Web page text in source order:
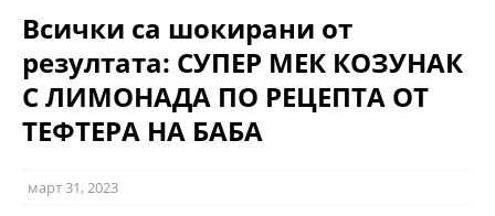
Всички са шокирани от
резултата: СУПЕР МЕК КОЗУНАК
С ЛИМОНАДА ПО РЕЦЕПТА ОТ
ТЕФТЕРА НА БАБА
март 31, 2023